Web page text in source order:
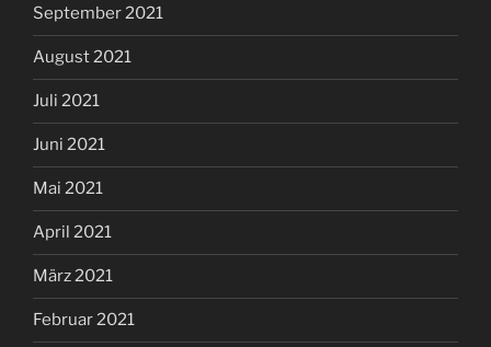
September 2021
August 2021
Juli 2021
Juni 2021
Mai 2021
April 2021
März 2021
Februar 2021